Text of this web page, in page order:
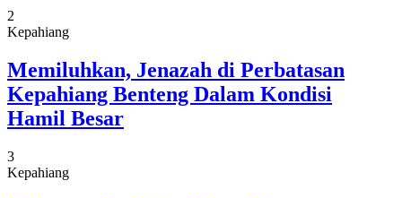
2
Kepahiang
Memiluhkan, Jenazah di Perbatasan
Kepahiang Benteng Dalam Kondisi
Hamil Besar
3
Kepahiang